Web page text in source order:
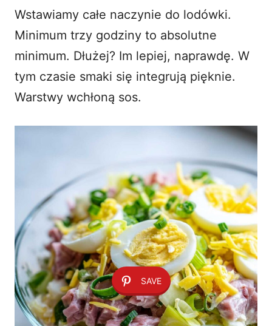
Wstawiamy całe naczynie do lodówki.
Minimum trzy godziny to absolutne
minimum. Dłużej? Im lepiej, naprawdę. W
tym czasie smaki się integrują pięknie.
Warstwy wchłoną sos.
SAVE